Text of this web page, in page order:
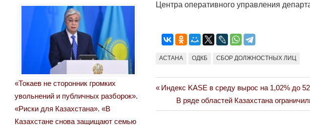
Центра оперативного управления
АСТАНА ОДКБ СБОР ДОЛЖНОСТНЫХ ЛИЦ
Навигация
по
Previous
Post:
Индекс KASE в среду вырос на 1,02% до
Next
Post:
В ряде областей Казахстана
«Токаев не сторонник громких
увольнений и публичных разборок».
«Риски для Казахстана». «В
Казахстане снова защищают семью